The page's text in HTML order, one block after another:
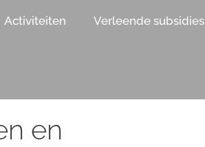
Activiteiten Verleende subsidies
en